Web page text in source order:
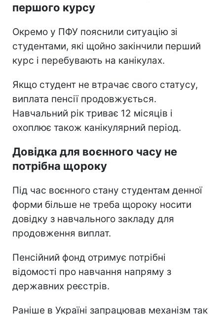
першого курсу
Окремо у ПФУ пояснили ситуацію зі
студентами, які щойно закінчили перший
курс і перебувають на канікулах.
Якщо студент не втрачає свого статусу,
виплата пенсії продовжується.
Навчальний рік триває 12 місяців і
охоплює також канікулярний період.
Довідка для воєнного часу не
потрібна щороку
Під час воєнного стану студентам денної
форми більше не треба щороку носити
довідку з навчального закладу для
продовження виплат.
Пенсійний фонд отримує потрібні
відомості про навчання напряму з
державних реєстрів.
Раніше в Україні запрацював механізм так